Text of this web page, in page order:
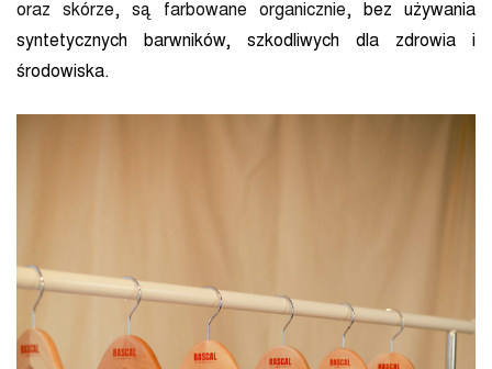
oraz skórze, są farbowane organicznie,bez używania
syntetycznych barwników, szkodliwych dla zdrowia i
środowiska.